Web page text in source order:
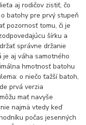
aj rodičov zistiť, čo
batohy pre prvý stupeň
pozornosť tomu, či je
šírku a
správne držanie
aj váha samotného
hmotnosť batohu
o niečo ťažší batoh,
prvá verzia
mať navyše
najmä vtedy keď
počas jesenných